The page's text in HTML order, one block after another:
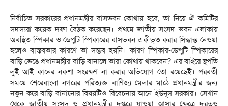
নির্বাচিত সরকারের প্রধানমন্ত্রীর বাসভবন কোথায় হবে, তা নিয়ে ঐ কমিটির
সদস্যরা কয়েক দফা বৈঠক করেছেন। প্রথমে জাতীয় সংসদ ভবন এলাকায়
অবস্থিত স্পিকার ও ডেপুটি স্পিকারের বাসভবন একীভূত করার সিদ্ধান্ত নেওয়া
হলেও বাস্তবতার কারণে তা সম্ভব হয়নি। কারণ স্পিকার-ডেপুটি স্পিকারের
বাড়ি ভেঙে প্রধানমন্ত্রীর বাড়ি বানালে তারা কোথায় থাকবেন? এর বাইরে স্থপতি
লুই আই কানের নকশা সংরক্ষণ না করার অভিযোগ তো রয়েছেই। পরবর্তী
সময়ে শেরেবাংলা নগরের পরিত্যক্ত বাণিজ্য মেলার মাঠে প্রধানমন্ত্রীর জন্য
নতুন করে বাড়ি বানানোর বিষয়টিও বিবেচনায় আনে ইউনূস সরকার। সেখান
থেকে জাতীয় সংসদ ও প্রধানমন্ত্রীর দপ্তরে যাওয়া আসার ক্ষেত্রে দূরত্বও